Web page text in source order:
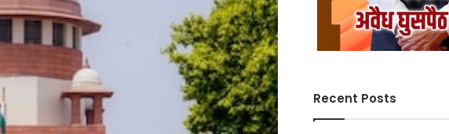
Recent Posts